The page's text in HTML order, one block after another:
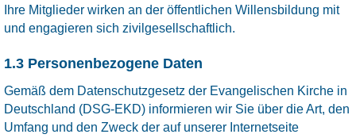
Ihre Mitglieder wirken an der öffentlichen Willensbildung mit
und engagieren sich zivilgesellschaftlich.
1.3 Personenbezogene Daten
Gemäß dem Datenschutzgesetz der Evangelischen Kirche in
Deutschland (DSG-EKD) informieren wir Sie über die Art, den
Umfang und den Zweck der auf unserer Internetseite